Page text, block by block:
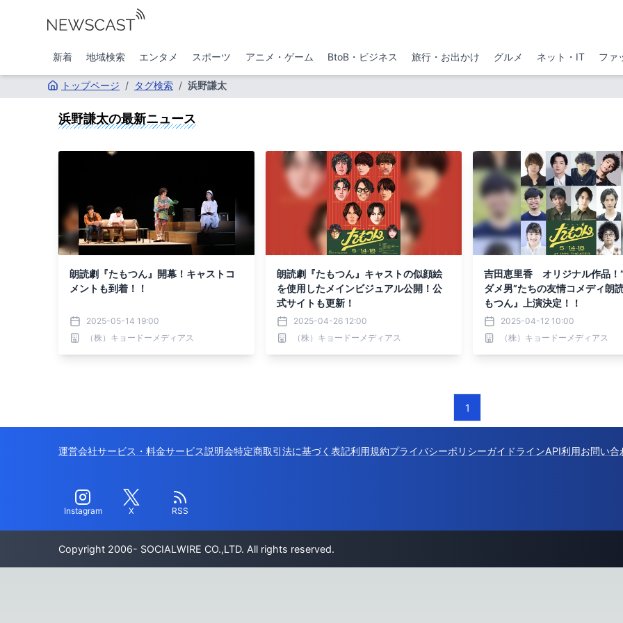
新着 地域検索 エンタメ スポーツ アニメ・ゲーム BtoB・ビジネス 旅行・お出かけ グルメ ネット・IT ファ
トップページ / タグ検索 / 浜野謙太
浜野謙太の最新ニュース
朗読劇『たもつん』開幕！キャストコ
メントも到着！！
2025-05-14 19:00
（株）キョードーメディアス
朗読劇『たもつん』キャストの似顔絵
を使用したメインビジュアル公開！公
式サイトも更新！
2025-04-26 12:00
（株）キョードーメディアス
吉田恵里香 オリジナル作品！
ダメ男”たちの友情コメディ朗
もつん』上演決定！！
2025-04-12 10:00
（株）キョードーメディアス
1
運営会社サービス・料金サービス説明会特定商取引法に基づく表記利用規約プライバシーポリシーガイドラインAPI利用お問い合
Instagram X RSS
Copyright 2006- SOCIALWIRE CO.,LTD. All rights reserved.